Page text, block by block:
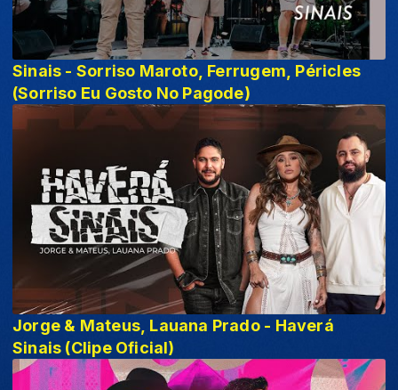
Sinais - Sorriso Maroto, Ferrugem, Péricles
(Sorriso Eu Gosto No Pagode)
Jorge & Mateus, Lauana Prado - Haverá
Sinais (Clipe Oficial)